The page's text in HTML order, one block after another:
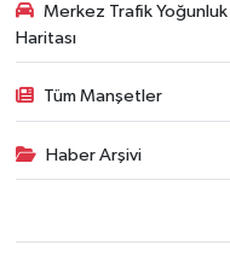
Merkez Trafik Yoğunluk
Haritası
Tüm Manşetler
Haber Arşivi